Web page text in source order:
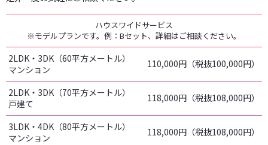
ハウスワイドサービス
※モデルプランです。例：Bセット、詳細はご相談ください。
2LDK・3DK（60平方メートル）
マンション
110,000円（税抜100,000円）
2LDK・3DK（70平方メートル）
戸建て
118,000円（税抜108,000円）
3LDK・4DK（80平方メートル）
マンション
118,000円（税抜108,000円）